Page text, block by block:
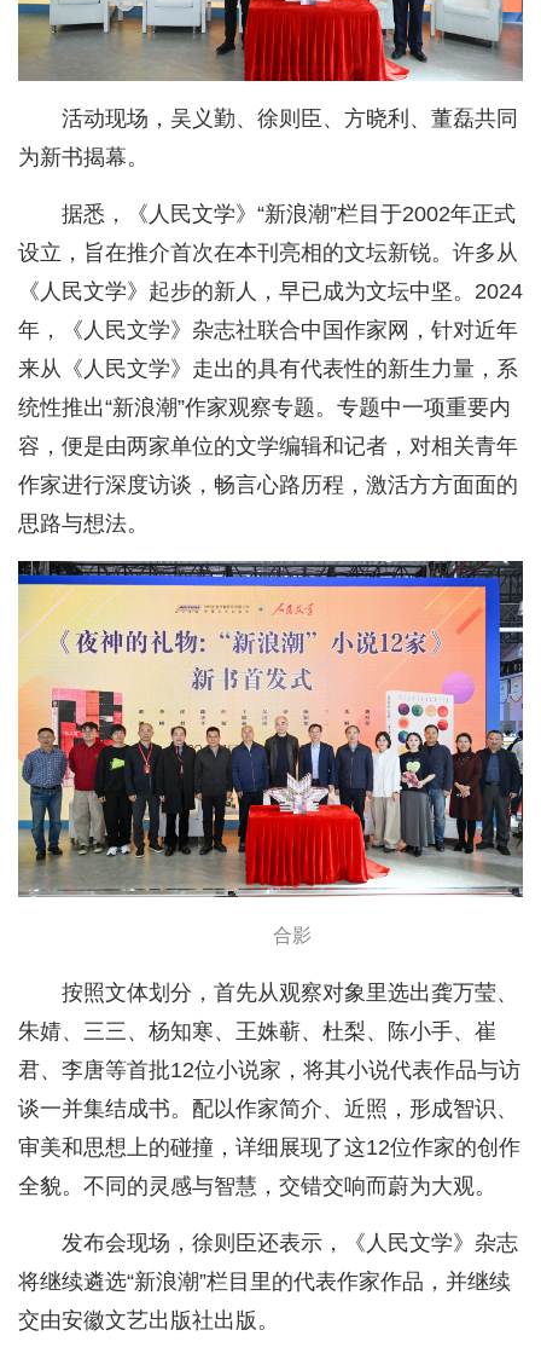
活动现场，吴义勤、徐则臣、方晓利、董磊共同
为新书揭幕。
据悉，《人民文学》“新浪潮”栏目于2002年正式
设立，旨在推介首次在本刊亮相的文坛新锐。许多从
《人民文学》起步的新人，早已成为文坛中坚。2024
年，《人民文学》杂志社联合中国作家网，针对近年
来从《人民文学》走出的具有代表性的新生力量，系
统性推出“新浪潮”作家观察专题。专题中一项重要内
容，便是由两家单位的文学编辑和记者，对相关青年
作家进行深度访谈，畅言心路历程，激活方方面面的
思路与想法。
合影
按照文体划分，首先从观察对象里选出龚万莹、
朱婧、三三、杨知寒、王姝蕲、杜梨、陈小手、崔
君、李唐等首批12位小说家，将其小说代表作品与访
谈一并集结成书。配以作家简介、近照，形成智识、
审美和思想上的碰撞，详细展现了这12位作家的创作
全貌。不同的灵感与智慧，交错交响而蔚为大观。
发布会现场，徐则臣还表示，《人民文学》杂志
将继续遴选“新浪潮”栏目里的代表作家作品，并继续
交由安徽文艺出版社出版。